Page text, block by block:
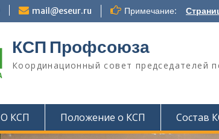
mail@eseur.ru Примечание:
КСП Профсоюза
Координационный совет председателей
О КСП Положение о КСП Состав